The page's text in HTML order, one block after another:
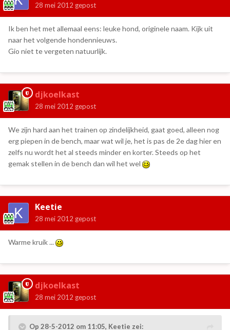
28 mei 2012 gepost
Ik ben het met allemaal eens: leuke hond, originele naam. Kijk uit
naar het volgende hondennieuws.
Gio niet te vergeten natuurlijk.
djkoelkast
28 mei 2012 gepost
We zijn hard aan het trainen op zindelijkheid, gaat goed, alleen nog
erg piepen in de bench, maar wat wil je, het is pas de 2e dag hier en
zelfs nu wordt het al steeds minder en korter. Steeds op het
gemak stellen in de bench dan wil het wel
Keetie
28 mei 2012 gepost
Warme kruik ...
djkoelkast
28 mei 2012 gepost
Op 28-5-2012 om 11:05, Keetie zei: